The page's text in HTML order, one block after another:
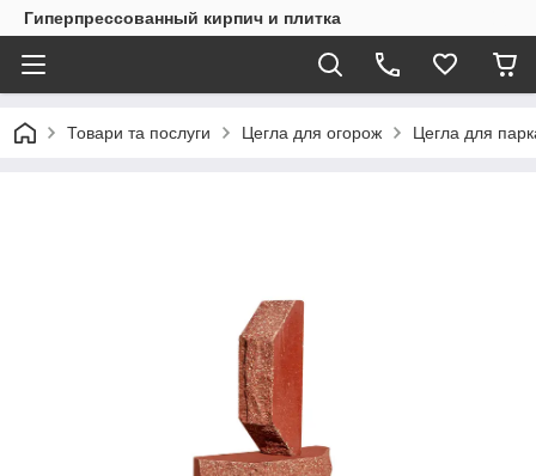
Гиперпрессованный кирпич и плитка
Товари та послуги Цегла для огорож Цегла для